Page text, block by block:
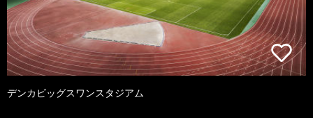
デンカビッグスワンスタジアム